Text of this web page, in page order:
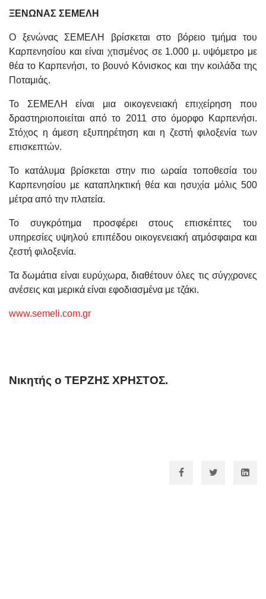
ΞΕΝΩΝΑΣ ΣΕΜΕΛΗ
Ο ξενώνας ΣΕΜΕΛΗ βρίσκεται στο βόρειο τμήμα του
Καρπενησίου και είναι χτισμένος σε 1.000 μ. υψόμετρο με
θέα το Καρπενήσι, το βουνό Κόνισκος και την κοιλάδα της
Ποταμιάς.
Το ΣΕΜΕΛΗ είναι μια οικογενειακή επιχείρηση που
δραστηριοποιείται από το 2011 στο όμορφο Καρπενήσι.
Στόχος η άμεση εξυπηρέτηση και η ζεστή φιλοξενία των
επισκεπτών.
Το κατάλυμα βρίσκεται στην πιο ωραία τοποθεσία του
Καρπενησίου με καταπληκτική θέα και ησυχία μόλις 500
μέτρα από την πλατεία.
Το συγκρότημα προσφέρει στους επισκέπτες του
υπηρεσίες υψηλού επιπέδου οικογενειακή ατμόσφαιρα και
ζεστή φιλοξενία.
Τα δωμάτια είναι ευρύχωρα, διαθέτουν όλες τις σύγχρονες
ανέσεις και μερικά είναι εφοδιασμένα με τζάκι.
www.semeli.com.gr
Νικητής ο ΤΕΡΖΗΣ ΧΡΗΣΤΟΣ.